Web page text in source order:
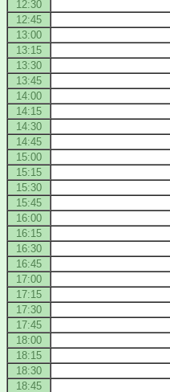
12:30
12:45
13:00
13:15
13:30
13:45
14:00
14:15
14:30
14:45
15:00
15:15
15:30
15:45
16:00
16:15
16:30
16:45
17:00
17:15
17:30
17:45
18:00
18:15
18:30
18:45